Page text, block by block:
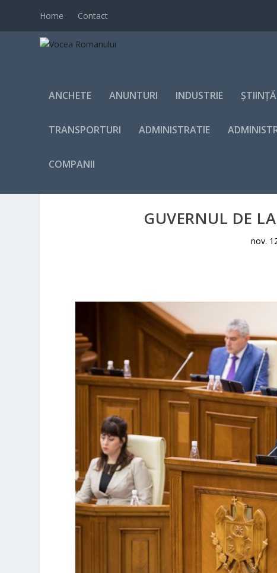
Home Contact
ANCHETE ANUNTURI INDUSTRIE ȘTIINȚĂ
TRANSPORTURI ADMINISTRATIE
COMPANII
GUVERNUL DE
nov.